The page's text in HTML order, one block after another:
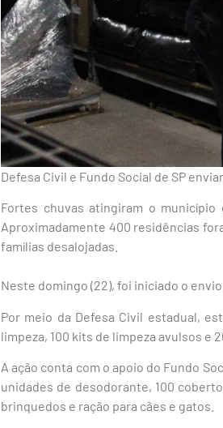
Defesa Civil e Fundo Social de SP
Fortes chuvas atingiram o
Aproximadamente 400 residências
famílias desalojadas.
Neste domingo (22), foi iniciado o
Por meio da Defesa Civil estadual,
limpeza, 100 kits de limpeza avulsos e
A ação conta com o apoio do Fundo
unidades de desodorante, 100
brinquedos e ração para cães e gatos.